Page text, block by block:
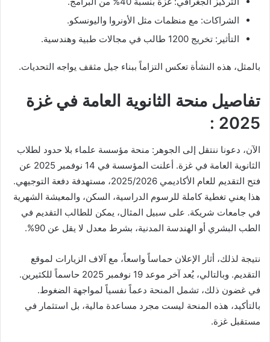
الشراكات: مع منظمات مثل الأونروا واليونسكو.
التأثير: تخريج 1200 طالب في مجالات طبية وهندسية.
بالمثل، هذه النشأة تعكس التزاماً ببناء جيل مثقف يواجه التحديات.
تفاصيل منحة الثانوية العامة في غزة
2025 :
الآن، دعونا ننتقل إلى الجوهر: منحة مؤسسة علماء بلا حدود لطلاب
الثانوية العامة في غزة. أعلنت المؤسسة في 14 نوفمبر 2025 عن
فتح التقديم للعام الأكاديمي 2025/2026، مستهدفة دفعة التوجيهي.
هذا يعني تغطية كاملة للرسوم الدراسية، السكن، والمعيشة الشهرية
في جامعات شريكة. على سبيل المثال، يمكن للطالب التقديم في
الطب البشري أو الهندسة المدنية، بشرط معدل لا يقل عن 90%.
نتيجة لذلك، أثار الإعلان حماساً واسعاً، مع آلاف الزيارات لموقع
التقديم. وبالتالي، يُعد آخر موعد 19 نوفمبر 2025 حاسماً للكثيرين.
في غضون ذلك، تشمل المنحة دعماً نفسياً لمواجهة الضغوط.
بالتأكيد، هذه المنحة ليست مجرد مساعدة مالية، بل استثمار في
مستقبل غزة.